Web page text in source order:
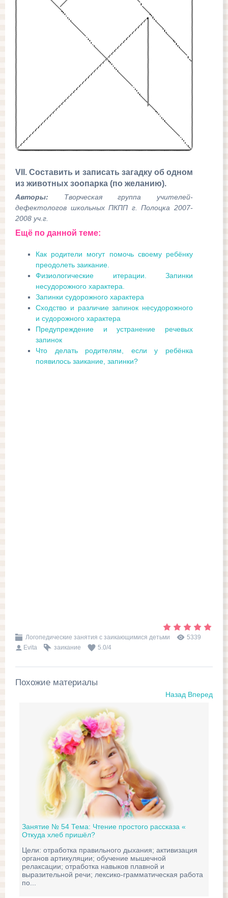
VII . Составить и записать загадку об одном
из животных зоопарка (по желанию).
Авторы: Творческая группа учителей-
дефектологов школьных ПКПП г. Полоцка 2007-
2008 уч.г.
Ещё по данной теме:
Как родители могут помочь своему ребёнку
преодолеть заикание.
Физиологические итерации. Запинки
несудорожного характера.
Запинки судорожного характера
Сходство и различие запинок несудорожного
и судорожного характера
Предупреждение и устранение речевых
запинок
Что делать родителям, если у ребёнка
появилось заикание, запинки?
Логопедические занятия с заикающимися детьми
5339
Evita
заикание 5.0/4
Похожие материалы
Назад Вперед
Занятие № 54 Тема: Чтение простого рассказа «
Откуда хлеб пришёл?
Цели: отработка правильного дыхания; активизация
органов артикуляции; обучение мышечной
релаксации; отработка навыков плавной и
выразительной речи; лексико-грамматическая работа
по...